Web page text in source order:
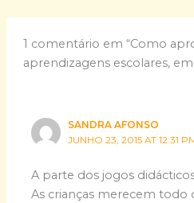
1 comentário em “Como
aprendizagens escolares,
SANDRA AFONSO
JUNHO 23, 2015 AT 12:31
A parte dos jogos
As crianças merecem todo